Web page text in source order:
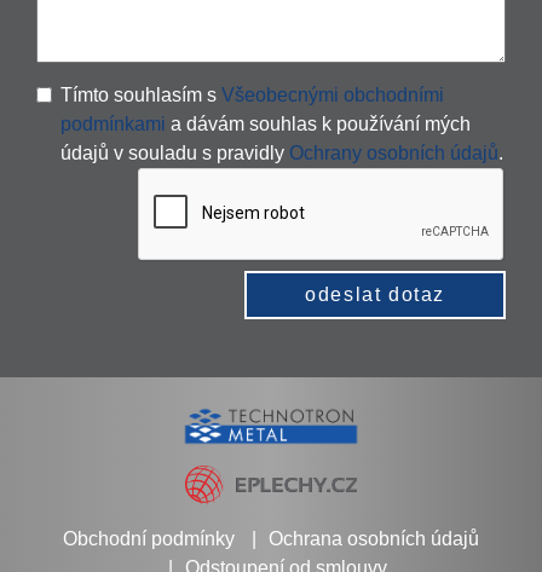
Tímto souhlasím s Všeobecnými obchodními
podmínkami a dávám souhlas k používání mých
údajů v souladu s pravidly Ochrany osobních údajů.
odeslat dotaz
Obchodní podmínky
Ochrana osobních údajů
Odstoupení od smlouvy